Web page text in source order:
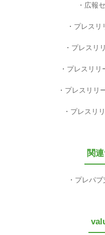
広報
プレスリ
プレスリ
プレスリリ
プレスリリ
プレスリ
関
プレパブ